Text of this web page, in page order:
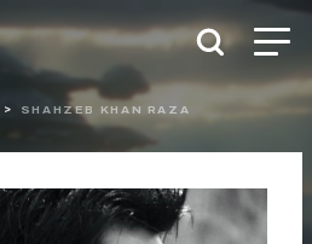
SHAHZEB KHAN RAZA